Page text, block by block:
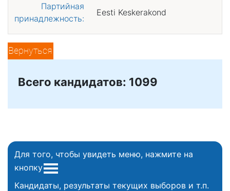
Партийная
принадлежность:
Eesti Keskerakond
Вернуться
Всего кандидатов: 1099
Для того, чтобы увидеть меню, нажмите на
кнопку
Кандидаты, результаты текущих выборов и т.п.